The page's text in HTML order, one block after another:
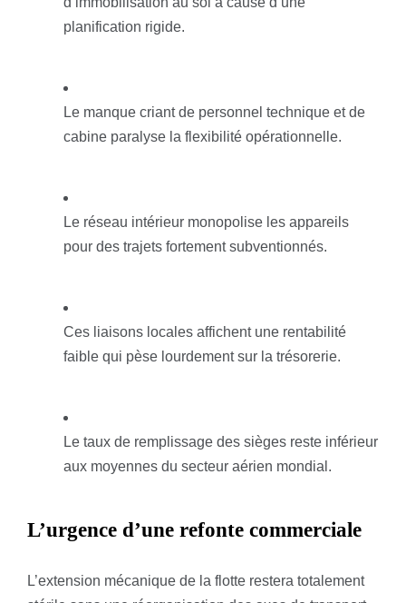
planification rigide.
Le manque criant de personnel technique et de
cabine paralyse la flexibilité opérationnelle.
Le réseau intérieur monopolise les appareils
pour des trajets fortement subventionnés.
Ces liaisons locales affichent une rentabilité
faible qui pèse lourdement sur la trésorerie.
Le taux de remplissage des sièges reste inférieur
aux moyennes du secteur aérien mondial.
L’urgence d’une refonte commerciale
L’extension mécanique de la flotte restera totalement